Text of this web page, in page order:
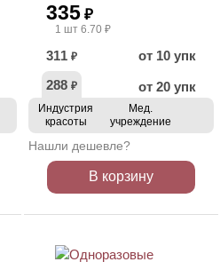
335 ₽
1 шт 6.70 ₽
311 ₽
от 10 упк
288 ₽ от 20 упк
Индустрия
красоты
Мед.
учреждение
Нашли дешевле?
В корзину